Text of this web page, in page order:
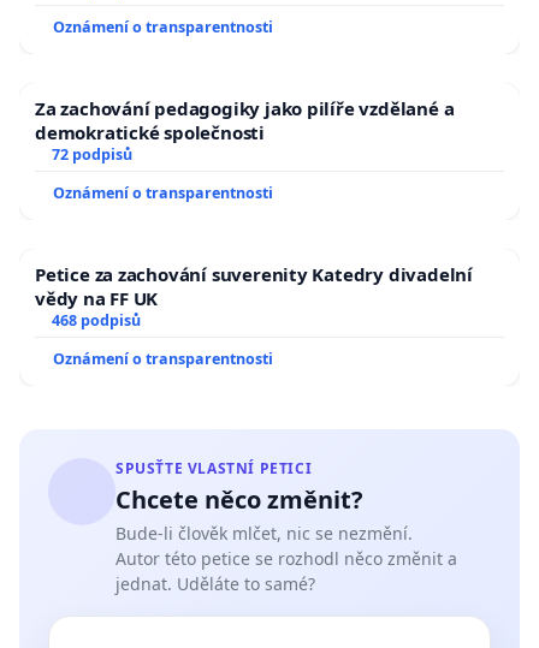
Oznámení o transparentnosti
Za zachování pedagogiky jako pilíře vzdělané a
demokratické společnosti
72 podpisů
Oznámení o transparentnosti
Petice za zachování suverenity Katedry divadelní
vědy na FF UK
468 podpisů
Oznámení o transparentnosti
SPUSŤTE VLASTNÍ PETICI
Chcete něco změnit?
Bude-li člověk mlčet, nic se nezmění.
Autor této petice se rozhodl něco změnit a
jednat. Uděláte to samé?